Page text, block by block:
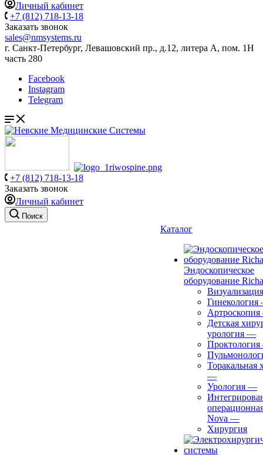
Личный кабинет
+7 (812) 718-13-18
Заказать звонок
sales@nmsystems.ru
г. Санкт-Петербург, Левашовский пр., д.12, литера А, пом. 1Н
часть 280
Facebook
Instagram
Telegram
+7 (812) 718-13-18
Заказать звонок
Личный кабинет
Поиск
Каталог
Эндоскопическое
оборудование
Визуализация
Гинекология
Артроскопия
Детская
урология —
Проктология
Торакальная
—
Урология —
Nova —
Хирургия